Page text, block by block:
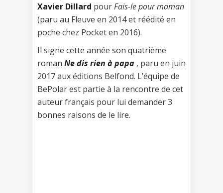
Xavier Dillard pourFais-le pour maman
(paru au Fleuve en 2014 et réédité en
poche chez Pocket en 2016).
Il signe cette année son quatrième
roman Ne dis rien à papa , paru en juin
2017 aux éditions Belfond. L’équipe de
BePolar est partie à la rencontre de cet
auteur français pour lui demander 3
bonnes raisons de le lire.